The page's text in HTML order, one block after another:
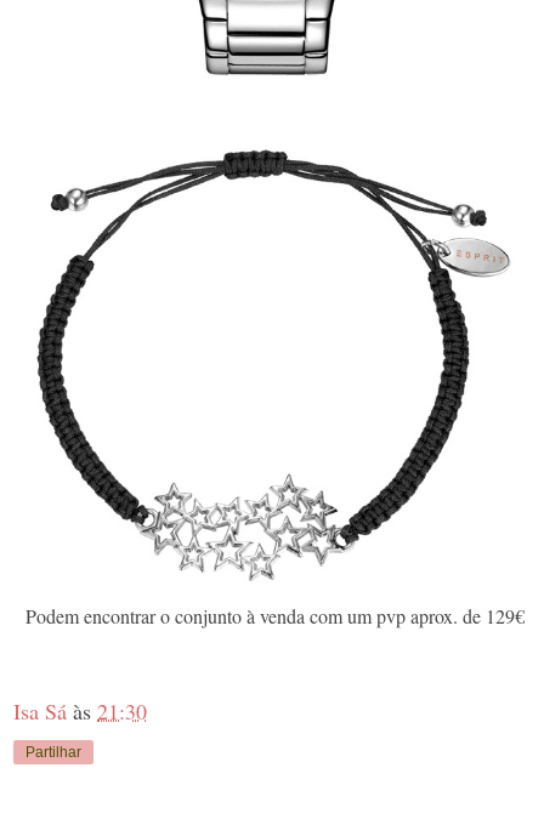
Podem encontrar o conjunto à venda com um pvp aprox. de 129€
Isa Sá às 21:30
Partilhar